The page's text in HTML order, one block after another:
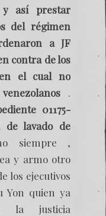
y así prestar
del régimen
a JF
contra de los
el cual no
.
01175-
de lavado de
siempre ,
y armo otro
los ejecutivos
Yon quien ya
la justicia